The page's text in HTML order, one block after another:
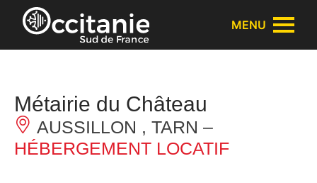
Panneau de gestion des cookies
MENU
Métairie du Château
AUSSILLON , TARN –
HÉBERGEMENT LOCATIF